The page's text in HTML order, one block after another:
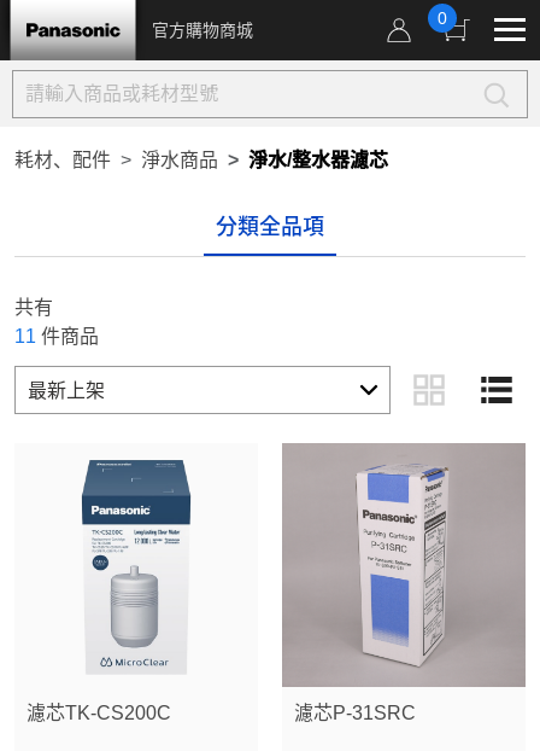
官方購物商城
0
耗材、配件 淨水商品 淨水/整水器濾芯
分類全品項
共有
11 件商品
濾芯TK-CS200C 濾芯P-31SRC